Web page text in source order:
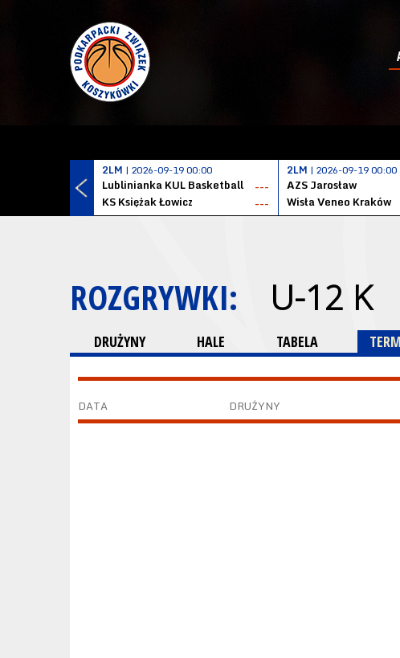
2LM | 2026-09-19 00:00
Lublinianka KUL Basketball
---
KS Księżak Łowicz
---
2LM | 2026-09-19 00:00
AZS Jarosław
Wisła Veneo Kraków
ROZGRYWKI: U-12 K
DRUŻYNY HALE TABELA
DATA DRUŻYNY